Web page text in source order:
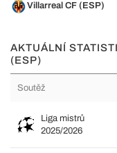
Villarreal CF (ESP)
AKTUÁLNÍ
(ESP)
Soutěž
Liga mistrů
2025/2026